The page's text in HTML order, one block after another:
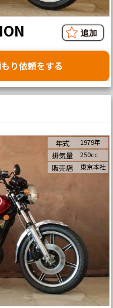
り依頼をする
年式 1979年
排気量 250cc
販売店 東京本社